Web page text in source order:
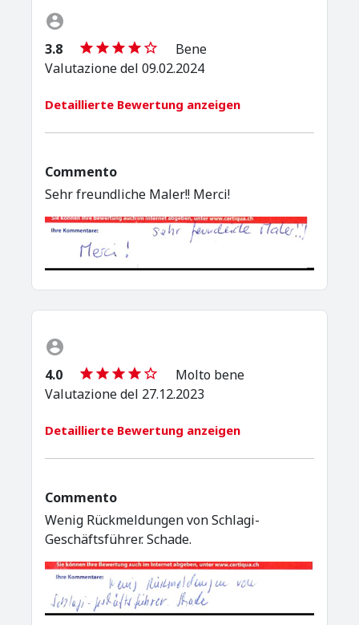
3.8
Bene
Valutazione del 09.02.2024
Detaillierte Bewertung anzeigen
Commento
Sehr freundliche Maler!! Merci!
4.0
Molto bene
Valutazione del 27.12.2023
Detaillierte Bewertung anzeigen
Commento
Wenig Rückmeldungen von Schlagi-
Geschäftsführer. Schade.